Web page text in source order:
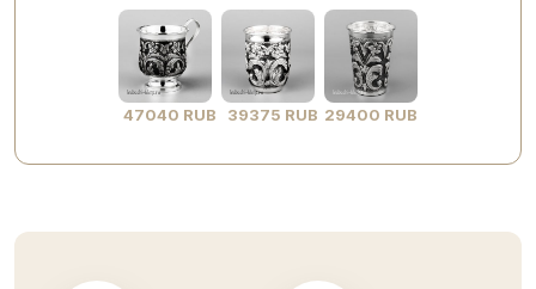
47040 RUB 39375 RUB 29400 RUB